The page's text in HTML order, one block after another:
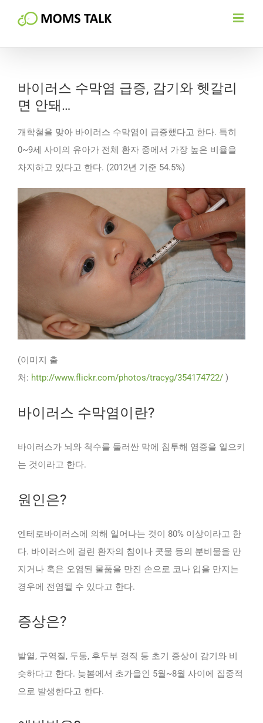
바이러스 수막염 급증, 감기와 헷갈리
면 안돼…
개학철을 맞아 바이러스 수막염이 급증했다고 한다. 특히
0~9세 사이의 유아가 전체 환자 중에서 가장 높은 비율을
차지하고 있다고 한다. (2012년 기준 54.5%)
(이미지 출
처: http://www.flickr.com/photos/tracyg/354174722/ )
바이러스 수막염이란?
바이러스가 뇌와 척수를 둘러싼 막에 침투해 염증을 일으키
는 것이라고 한다.
원인은?
엔테로바이러스에 의해 일어나는 것이 80% 이상이라고 한
다. 바이러스에 걸린 환자의 침이나 콧물 등의 분비물을 만
지거나 혹은 오염된 물품을 만진 손으로 코나 입을 만지는
경우에 전염될 수 있다고 한다.
증상은?
발열, 구역질, 두통, 후두부 경직 등 초기 증상이 감기와 비
슷하다고 한다. 늦봄에서 초가을인 5월~8월 사이에 집중적
으로 발생한다고 한다.